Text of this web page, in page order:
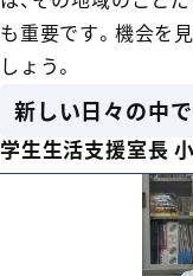
も重要です。機会を
しょう。
新しい日々の中で
学生生活支援室長